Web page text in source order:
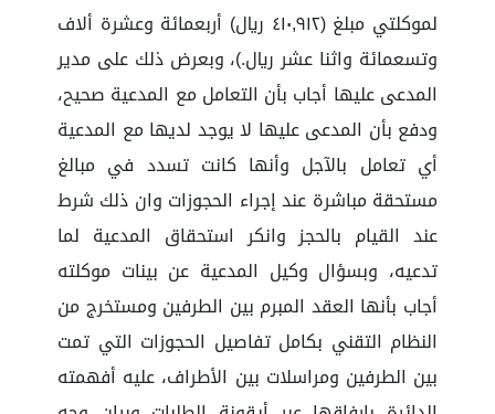
لموكلتي مبلغ (٤١٠,٩١٢ ريال) أربعمائة وعشرة ألاف
وتسعمائة واثنا عشر ريال.)، وبعرض ذلك على مدير
المدعى عليها أجاب بأن التعامل مع المدعية صحيح،
ودفع بأن المدعى عليها لا يوجد لديها مع المدعية
أي تعامل بالآجل وأنها كانت تسدد في مبالغ
مستحقة مباشرة عند إجراء الحجوزات وان ذلك شرط
عند القيام بالحجز وانكر استحقاق المدعية لما
تدعيه، وبسؤال وكيل المدعية عن بينات موكلته
أجاب بأنها العقد المبرم بين الطرفين ومستخرج من
النظام التقني بكامل تفاصيل الحجوزات التي تمت
بين الطرفين ومراسلات بين الأطراف، عليه أفهمته